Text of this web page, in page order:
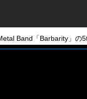
Band「Barbarity」の